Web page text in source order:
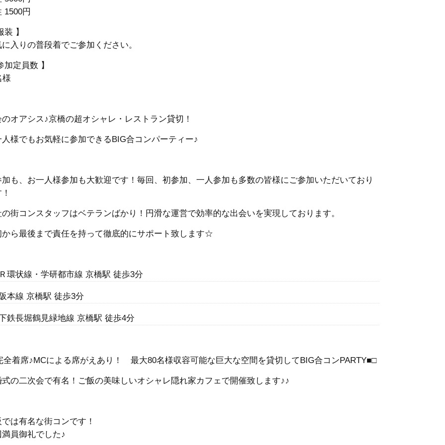
1500円
装 】
入りの普段着でご参加ください。
加定員数 】
様
オアシス♪京橋の超オシャレ・レストラン貸切！
人様でもお気軽に参加できるBIG合コンパーティー♪
も、お一人様参加も大歓迎です！ 毎回、初参加、一人参加も多数の皆様にご参加いただいており
街コンスタッフはベテランばかり！円滑な運営で効率的な出会いを実現しております。
から最後まで責任を持って徹底的にサポート致します☆
環状線・学研都市線 京橋駅 徒歩3分
本線 京橋駅 徒歩3分
鉄長堀鶴見緑地線 京橋駅 徒歩4分
全着席♪MCによる席がえあり！ 最大80名様収容可能な巨大な空間を貸切してBIG合コンPARTY■□
式の二次会で有名！ご飯の美味しいオシャレ隠れ家カフェで開催致します♪♪
は有名な街コンです！
員御礼でした♪